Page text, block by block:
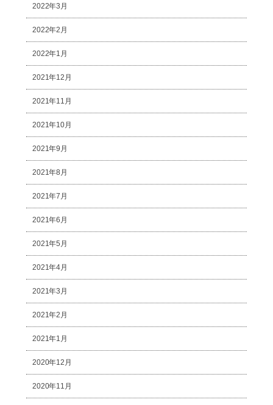
2022年3月
2022年2月
2022年1月
2021年12月
2021年11月
2021年10月
2021年9月
2021年8月
2021年7月
2021年6月
2021年5月
2021年4月
2021年3月
2021年2月
2021年1月
2020年12月
2020年11月